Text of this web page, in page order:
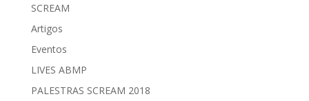
SCREAM
Artigos
Eventos
LIVES ABMP
PALESTRAS SCREAM 2018